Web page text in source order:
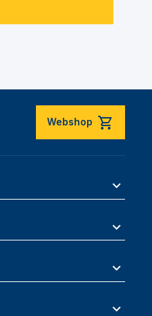
Webshop